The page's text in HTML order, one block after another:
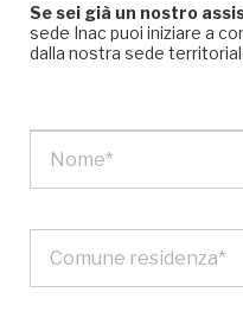
Se sei già un nostro
sede Inac puoi iniziare a
dalla nostra sede